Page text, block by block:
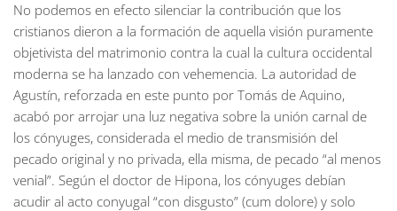
No podemos en efecto silenciar la contribución que los
cristianos dieron a la formación de aquella visión puramente
objetivista del matrimonio contra la cual la cultura occidental
moderna se ha lanzado con vehemencia. La autoridad de
Agustín, reforzada en este punto por Tomás de Aquino,
acabó por arrojar una luz negativa sobre la unión carnal de
los cónyuges, considerada el medio de transmisión del
pecado original y no privada, ella misma, de pecado “al menos
venial”. Según el doctor de Hipona, los cónyuges debían
acudir al acto conyugal “con disgusto” (cum dolore) y solo